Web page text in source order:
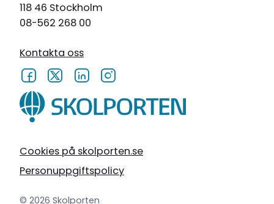
Cookies på skolporten.se
Personuppgiftspolicy
© 2026 Skolporten
118 46 Stockholm
08-562 268 00
Kontakta oss